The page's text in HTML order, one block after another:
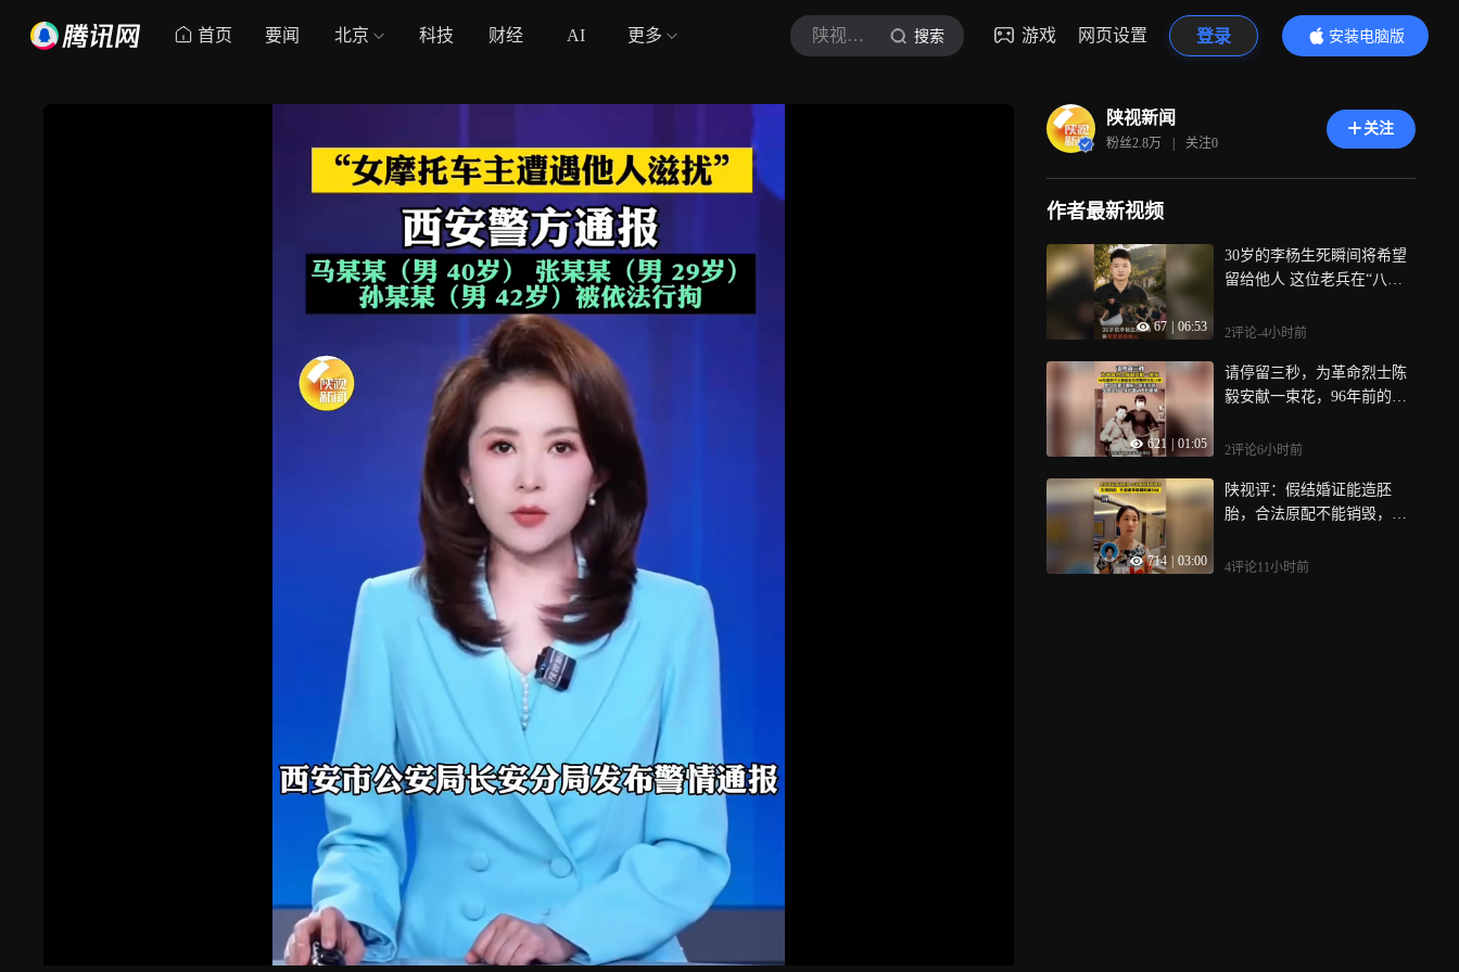
首页 要闻 北京 科技 财经 AI 更多 陕视新闻 搜索 游戏 网页设置 登录
安装电脑版
内容更精彩
陕视新闻
粉丝2.8万 | 关注0
关注
作者最新视频
67 06:53
30岁的李杨生死瞬间将希望
留给他人 这位老兵在“八一”
2评论-4小时前
621 01:05
请停留三秒，为革命烈士陈
毅安献一束花，96年前的今
5岁，他写给妻子的最后一封
最动人的爱情
2评论6小时前
714 03:00
陕视评：假结婚证能造胚
胎，合法原配不能销毁，生
行证
4评论11小时前